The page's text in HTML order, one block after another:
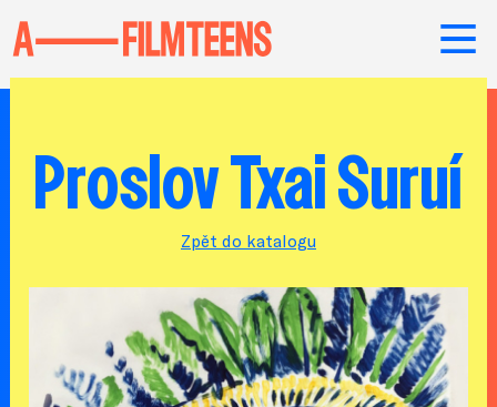
Proslov Txai Suruí
Zpět do katalogu